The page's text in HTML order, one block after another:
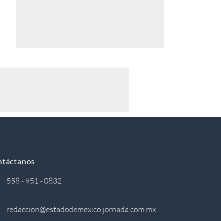
558 - 951 - 0832
redaccion@estadodemexico.jornada.com.mx